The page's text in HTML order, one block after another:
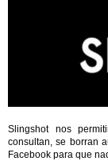
Slingshot nos
consultan, se borran
Facebook para que